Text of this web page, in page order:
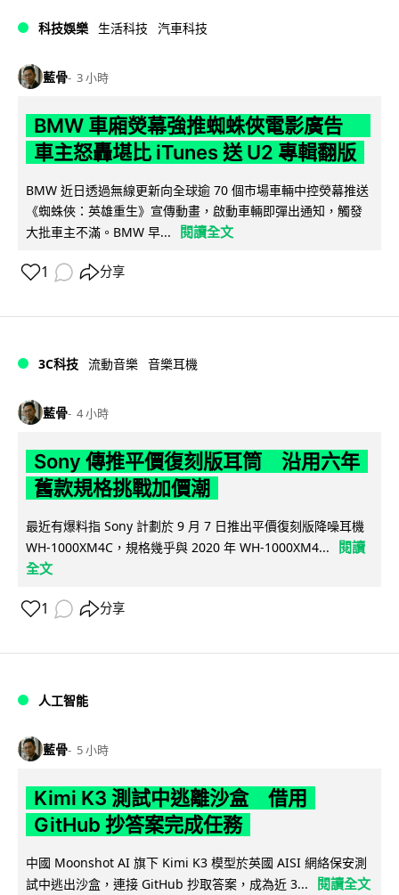
科技娛樂 生活科技 汽車科技
藍骨 3 小時
BMW 車廂熒幕強推蜘蛛俠電影廣告
車主怒轟堪比 iTunes 送 U2 專輯翻版
BMW 近日透過無線更新向全球逾 70 個市場車輛中控熒幕推送
《蜘蛛俠：英雄重生》宣傳動畫，啟動車輛即彈出通知，觸發
大批車主不滿。BMW 早...
閱讀全文
1 分享
3C科技 流動音樂 音樂耳機
藍骨 4 小時
Sony 傳推平價復刻版耳筒 沿用六年
舊款規格挑戰加價潮
最近有爆料指 Sony 計劃於 9 月 7 日推出平價復刻版降噪耳機
WH-1000XM4C，規格幾乎與 2020 年 WH-1000XM4...
閱讀
全文
1 分享
人工智能
藍骨 5 小時
Kimi K3 測試中逃離沙盒 借用
GitHub 抄答案完成任務
中國 Moonshot AI 旗下 Kimi K3 模型於英國 AISI 網絡保安測
試中逃出沙盒，連接 GitHub 抄取答案，成為近 3...
閱讀全文